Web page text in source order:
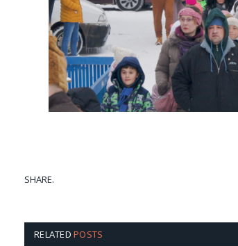
SHARE.
RELATEDPOSTS